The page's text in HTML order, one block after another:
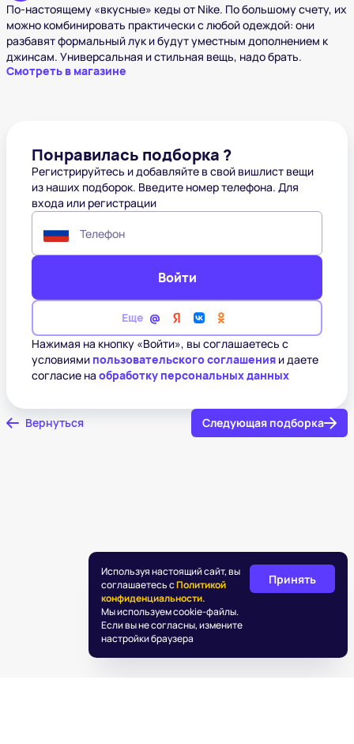
По-настоящему «вкусные» кеды от Nike. По большому счету, их
можно комбинировать практически с любой одеждой: они
разбавят формальный лук и будут уместным дополнением к
джинсам. Универсальная и стильная вещь, надо брать.
Смотреть в магазине
Понравилась подборка ?
Регистрируйтесь и добавляйте в свой вишлист вещи
из наших подборок. Введите номер телефона. Для
входа или регистрации
Телефон
Войти
Еще
Нажимая на кнопку «Войти», вы соглашаетесь с
условиями пользовательского соглашения и даете
согласие на обработку персональных данных
Вернуться Следующая подборка
Используя настоящий сайт, вы
соглашаетесь сПолитикой
конфиденциальности.
Мы используем cookie-файлы.
Если вы не согласны, измените
настройки браузера
Принять